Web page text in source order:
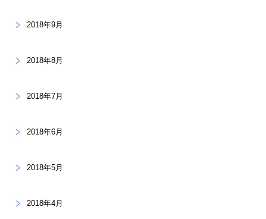
2018年9月
2018年8月
2018年7月
2018年6月
2018年5月
2018年4月